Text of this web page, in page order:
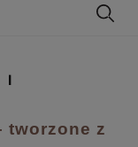
I
tworzone z